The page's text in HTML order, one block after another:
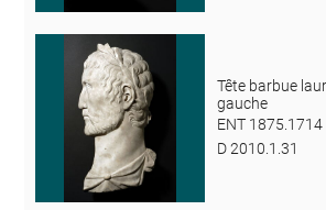
Tête barbue
gauche
ENT 1875.1714
D 2010.1.31